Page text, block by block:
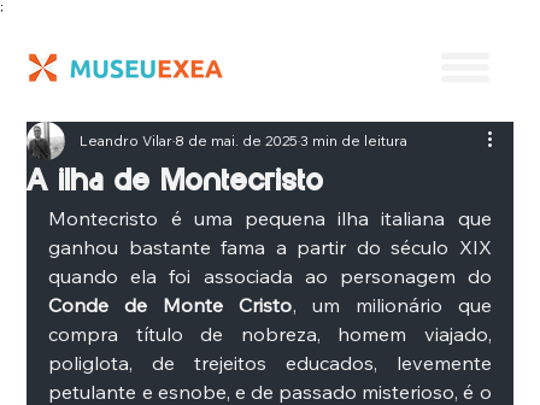
;
A ilha de Montecristo
Leandro Vilar8 de mai. de 20253 min de leitura
Montecristo é uma pequena ilha italiana que
ganhou bastante fama a partir do século XIX
Conde de Monte Cristo, um milionário que
compra título de nobreza, homem viajado,
poliglota, de trejeitos educados, levemente
petulante e esnobe, e de passado misterioso, é o